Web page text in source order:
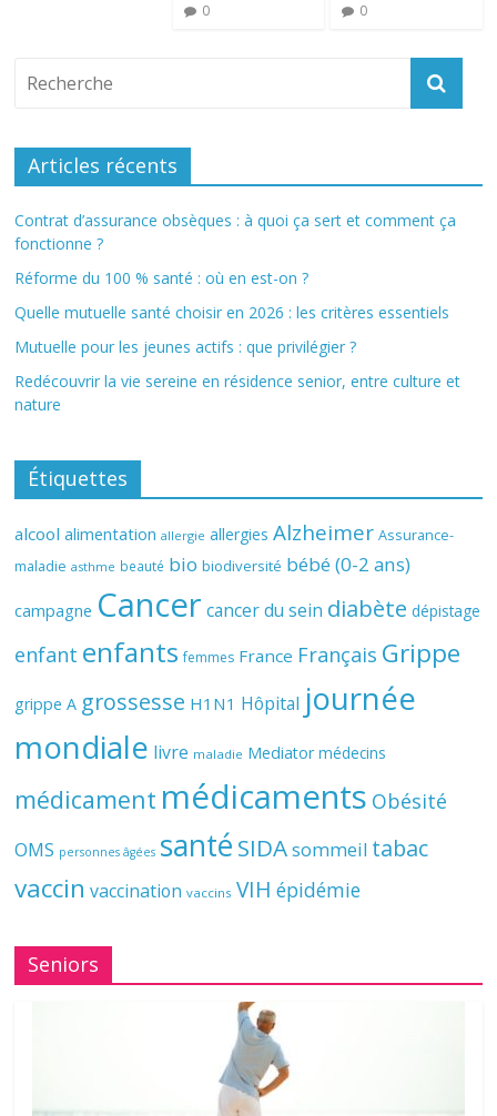
0
0
Articles récents
Contrat d’assurance obsèques : à quoi ça sert et comment ça
fonctionne ?
Réforme du 100 % santé : où en est-on ?
Quelle mutuelle santé choisir en 2026 : les critères essentiels
Mutuelle pour les jeunes actifs : que privilégier ?
Redécouvrir la vie sereine en résidence senior, entre culture et
nature
Étiquettes
alcool alimentation allergie allergies Alzheimer Assurance-
maladie asthme beauté bio biodiversité bébé (0-2 ans)
campagne Cancer cancer du sein diabète dépistage
enfant enfants femmes France Français Grippe
grippe A grossesse H1N1 Hôpital journée
mondiale livre maladie Mediator médecins
médicament médicaments Obésité
OMS personnes âgées santé SIDAsommeil tabac
vaccin vaccination vaccins VIH épidémie
Seniors